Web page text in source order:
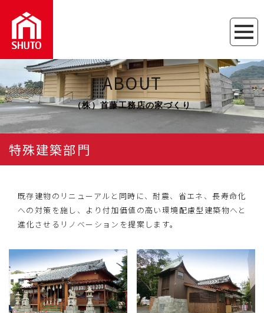
ABOUT
（株）首藤工務店の家づくり
特殊建築部門
既存建物のリニューアルと同時に、耐震、省エネ、長寿命化
への対策を施し、より付加価値の高い環境配慮型建築物へと
進化させるリノベーションを提案します。